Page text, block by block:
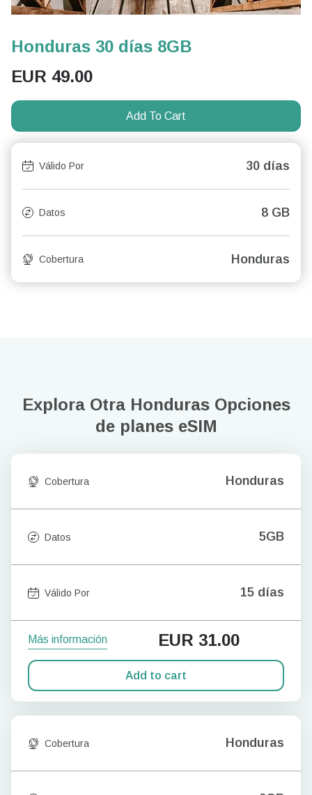
Honduras 30 días 8GB
EUR 49.00
Add To Cart
Válido Por 30 días
Datos 8 GB
Cobertura Honduras
Explora Otra Honduras Opciones
de planes eSIM
Cobertura Honduras
Datos 5GB
Válido Por 15 días
Más información EUR 31.00
Add to cart
Cobertura Honduras